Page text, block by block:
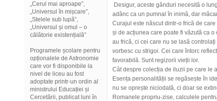
„Cerul mai aproape”,
„Universul în mișcare”,
„Stelele sub lupă”,
„Universul și omul – o
călătorie existențială”
Programele școlare pentru
opționalele de Astronomie
care vor fi disponibile la
nivel de liceu au fost
adoptate printr-un ordin al
ministrului Educației și
Cercetării, publicat luni în
Desigur, aceste gânduri necesită o
adânc ca un pumnal în inimă, dar
Curajul este născut dintr-o frică de
și de acțiunea care poate fi văzută ca
au frică, ci cei care nu se lasă
vorbesc cu strigoi. Cei care întorc
favorabilă. Sunt regizorii vieții lor.
Cât despre colecția de iluzii pe care le
Esența personalității se regăsește în
nu se oprește niciodată, ci doar se
Romanele propriu-zise, calculele